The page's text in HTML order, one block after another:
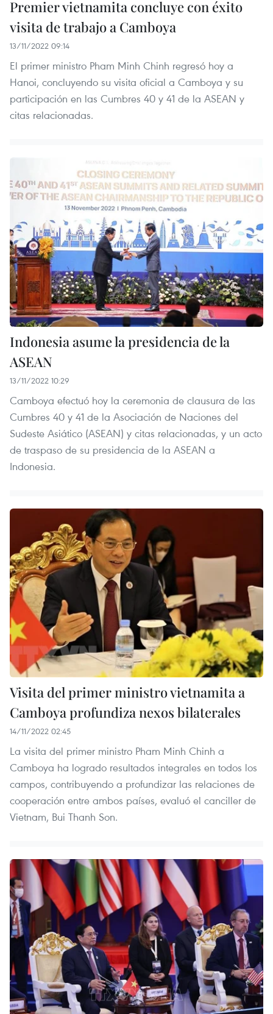
Premier vietnamita concluye con éxito
visita de trabajo a Camboya
13/11/2022 09:14
El primer ministro Pham Minh Chinh regresó hoy a
Hanoi, concluyendo su visita oficial a Camboya y su
participación en las Cumbres 40 y 41 de la ASEAN y
citas relacionadas.
Indonesia asume la presidencia de la
ASEAN
13/11/2022 10:29
Camboya efectuó hoy la ceremonia de clausura de las
Cumbres 40 y 41 de la Asociación de Naciones del
Sudeste Asiático (ASEAN) y citas relacionadas, y un acto
de traspaso de su presidencia de la ASEAN a
Indonesia.
Visita del primer ministro vietnamita a
Camboya profundiza nexos bilaterales
14/11/2022 02:45
La visita del primer ministro Pham Minh Chinh a
Camboya ha logrado resultados integrales en todos los
campos, contribuyendo a profundizar las relaciones de
cooperación entre ambos países, evaluó el canciller de
Vietnam, Bui Thanh Son.